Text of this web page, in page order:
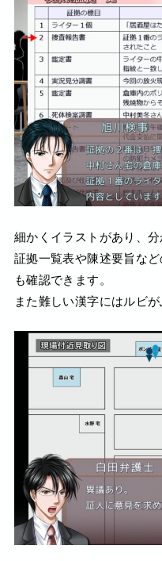
細かくイラストがあり、
証拠一覧表や陳述要旨な
も確認できます。
また難しい漢字にはルビ